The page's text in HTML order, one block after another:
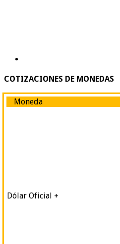
COTIZACIONES DE MONEDAS
Moneda
Dólar Oficial +